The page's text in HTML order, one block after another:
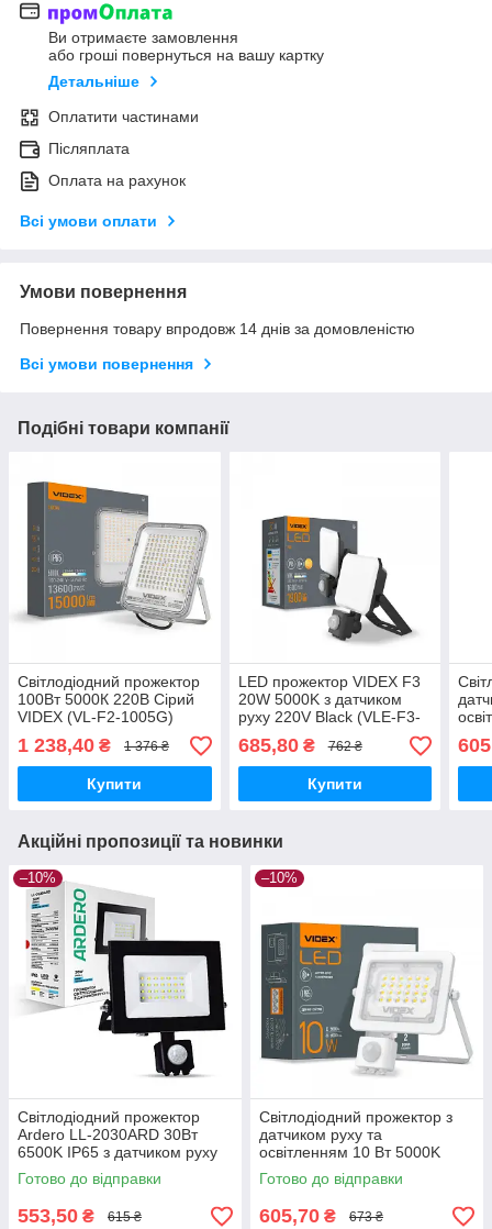
Ви отримаєте замовлення
або гроші повернуться на вашу картку
Детальніше
Оплатити частинами
Післяплата
Оплата на рахунок
Всі умови оплати
Умови повернення
Повернення товару впродовж 14 днів за домовленістю
Всі умови повернення
Подібні товари компанії
Світлодіодний прожектор
100Вт 5000К 220В Сірий
VIDEX (VL-F2-1005G)
1 238,40 ₴ 1 376 ₴
Купити
LED прожектор VIDEX F3
20W 5000K з датчиком
руху 220V Black (VLE-F3-
0205B-S)
685,80₴ 762 ₴
Купити
S)
Акційні пропозиції та новинки
–10%
Світлодіодний прожектор
Ardero LL-2030ARD 30Вт
6500K IP65 з датчиком руху
чорний
Готово до відправки
553,50 ₴ 615 ₴
–10%
Світлодіодний прожектор з
датчиком руху та
освітленням 10 Вт 5000K
220V VIDEX (VL-F2e105W-S)
Готово до відправки
605,70 ₴ 673 ₴